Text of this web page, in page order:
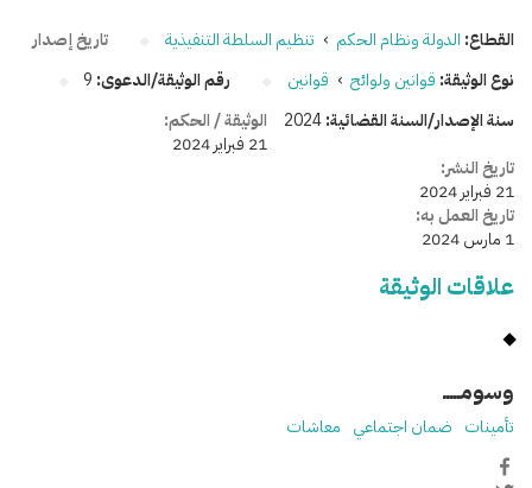
القطاع: الدولة ونظام الحكم › تنظيم السلطة التنفيذية
نوع الوثيقة: قوانين ولوائح › قوانين رقم الوثيقة/الدعوى: 9
سنة الإصدار/السنة القضائية:2024
تاريخ إصدار
الوثيقة / الحكم:
21 فبراير 2024
تاريخ النشر:
21 فبراير 2024
تاريخ العمل به:
1 مارس 2024
علاقات الوثيقة
وسومـــــ
تأمينات ضمان اجتماعي معاشات